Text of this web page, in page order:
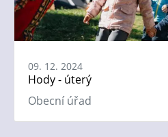
09. 12. 2024
Hody - úterý
Obecní úřad